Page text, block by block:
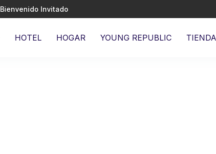
Bienvenido Invitado
HOTEL HOGAR YOUNG REPUBLIC